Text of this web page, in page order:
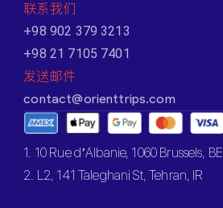
联系我们
+98 902 379 3213
+98 21 7105 7401
发送邮件
contact@orienttrips.com
1. 10 Rue d’Albanie, 1060 Brussels, BE
2. L2, 141 Taleghani St, Tehran, IR